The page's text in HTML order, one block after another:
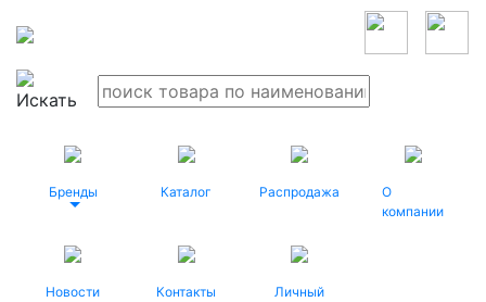
Бренды Каталог Распродажа
О
компании
Новости Контакты
Личный